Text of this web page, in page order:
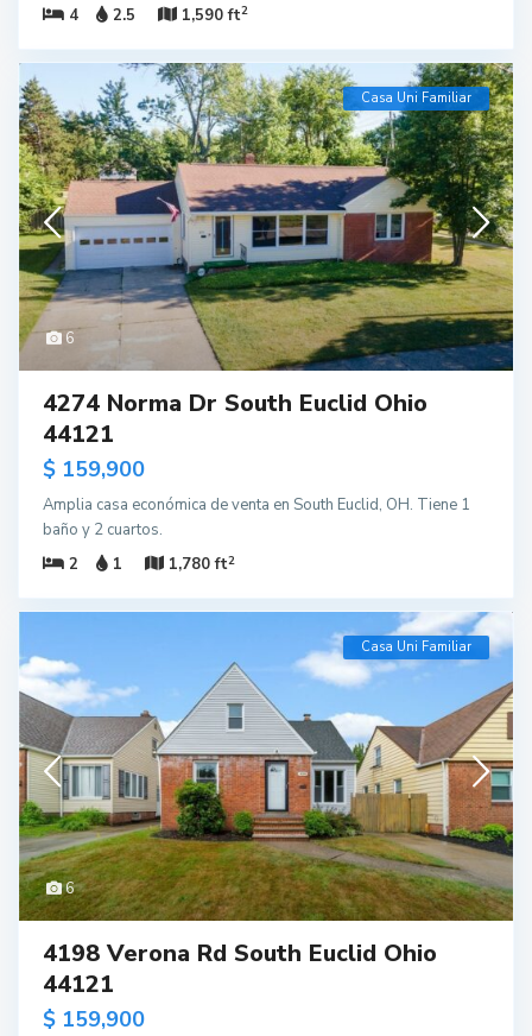
4
2.5 1,590 ft2
6
Casa Uni Familiar
4274 Norma Dr South Euclid Ohio
44121
$ 159,900
Amplia casa económica de venta en South Euclid, OH. Tiene 1
baño y 2 cuartos.
2
1 1,780 ft2
6
Casa Uni Familiar
4198 Verona Rd South Euclid Ohio
44121
$ 159,900